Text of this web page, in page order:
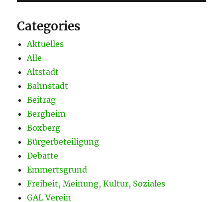
Categories
Aktuelles
Alle
Altstadt
Bahnstadt
Beitrag
Bergheim
Boxberg
Bürgerbeteiligung
Debatte
Emmertsgrund
Freiheit, Meinung, Kultur, Soziales
GAL Verein